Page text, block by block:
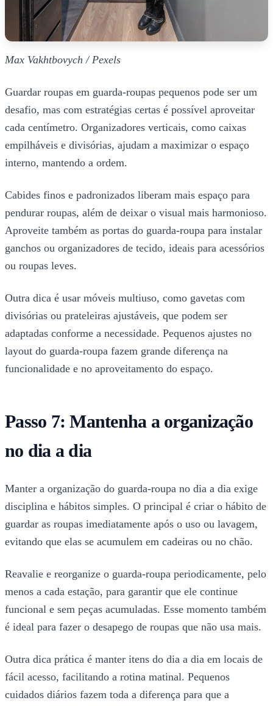
Max Vakhtbovych / Pexels
Guardar roupas em guarda-roupas pequenos pode ser um
desafio, mas com estratégias certas é possível aproveitar
cada centímetro. Organizadores verticais, como caixas
empilháveis e divisórias, ajudam a maximizar o espaço
interno, mantendo a ordem.
Cabides finos e padronizados liberam mais espaço para
pendurar roupas, além de deixar o visual mais harmonioso.
Aproveite também as portas do guarda-roupa para instalar
ganchos ou organizadores de tecido, ideais para acessórios
ou roupas leves.
Outra dica é usar móveis multiuso, como gavetas com
divisórias ou prateleiras ajustáveis, que podem ser
adaptadas conforme a necessidade. Pequenos ajustes no
layout do guarda-roupa fazem grande diferença na
funcionalidade e no aproveitamento do espaço.
Passo 7: Mantenha a organização
no dia a dia
Manter a organização do guarda-roupa no dia a dia exige
disciplina e hábitos simples. O principal é criar o hábito de
guardar as roupas imediatamente após o uso ou lavagem,
evitando que elas se acumulem em cadeiras ou no chão.
Reavalie e reorganize o guarda-roupa periodicamente, pelo
menos a cada estação, para garantir que ele continue
funcional e sem peças acumuladas. Esse momento também
é ideal para fazer o desapego de roupas que não usa mais.
Outra dica prática é manter itens do dia a dia em locais de
fácil acesso, facilitando a rotina matinal. Pequenos
cuidados diários fazem toda a diferença para que a